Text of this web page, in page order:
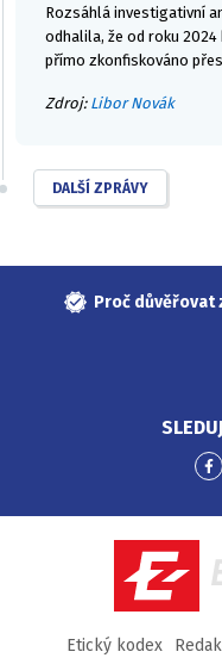
Rozsáhlá investigativní
odhalila, že od roku
přímo zkonfiskováno
Zdroj: Libor Novák
DALŠÍ ZPRÁVY
Proč důvěřovat
Etický kodex